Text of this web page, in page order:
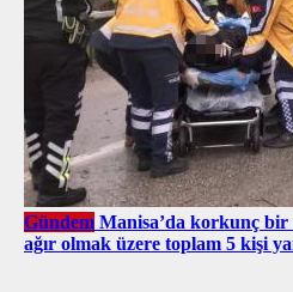
Gündem Manisa’da korkunç bir
ağır olmak üzere toplam 5 kişi